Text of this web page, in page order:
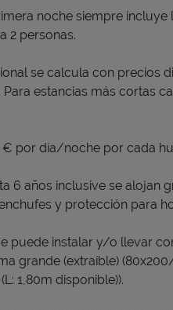
noche siempre
2 personas.
se calcula con precios
Para estancias más cortas
por día/noche por cada
6 años inclusive se alojan
y protección para
puede instalar y/o llevar
grande (extraíble)
1,80m disponible)).